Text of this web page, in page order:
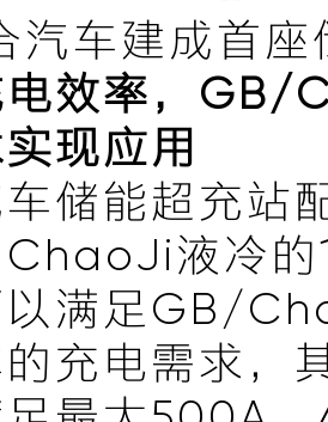
汽车建成首
电效率，GB/
现应用
储能超充站
ChaoJi液冷
以满足GB/
充电需求，